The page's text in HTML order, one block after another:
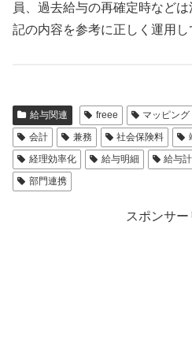
員、過去給与の再確定時など
記の内容を参考に正しく運用し
給与関連 freee マッピング
会計
兼務 社会保険料
経理効率化
給与明細 給与
部門連携
スポンサー